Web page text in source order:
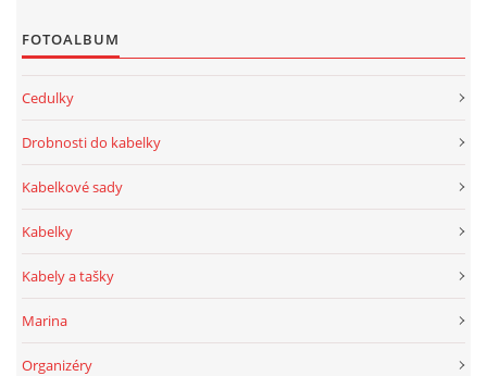
FOTOALBUM
Cedulky
Drobnosti do kabelky
Kabelkové sady
Kabelky
Kabely a tašky
Marina
Organizéry